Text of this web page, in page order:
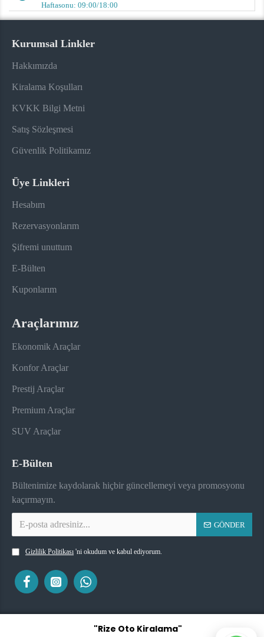
Haftasonu: 09:00/18:00
Kurumsal Linkler
Hakkımızda
Kiralama Koşulları
KVKK Bilgi Metni
Satış Sözleşmesi
Güvenlik Politikamız
Üye Linkleri
Hesabım
Rezervasyonlarım
Şifremi unuttum
E-Bülten
Kuponlarım
Araçlarımız
Ekonomik Araçlar
Konfor Araçlar
Prestij Araçlar
Premium Araçlar
SUV Araçlar
E-Bülten
Bültenimize kaydolarak hiçbir güncellemeyi veya promosyonu
kaçırmayın.
GÖNDER
Gizlilik Politikası 'ni okudum ve kabul ediyorum.
"Rize Oto Kiralama"